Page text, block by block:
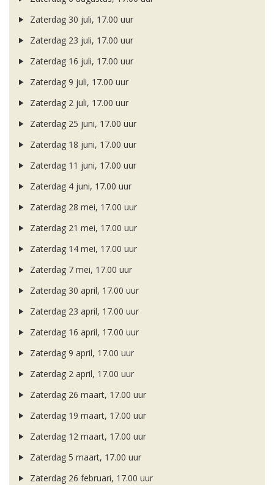
Zaterdag 30 juli, 17.00 uur
Zaterdag 23 juli, 17.00 uur
Zaterdag 16 juli, 17.00 uur
Zaterdag 9 juli, 17.00 uur
Zaterdag 2 juli, 17.00 uur
Zaterdag 25 juni, 17.00 uur
Zaterdag 18 juni, 17.00 uur
Zaterdag 11 juni, 17.00 uur
Zaterdag 4 juni, 17.00 uur
Zaterdag 28 mei, 17.00 uur
Zaterdag 21 mei, 17.00 uur
Zaterdag 14 mei, 17.00 uur
Zaterdag 7 mei, 17.00 uur
Zaterdag 30 april, 17.00 uur
Zaterdag 23 april, 17.00 uur
Zaterdag 16 april, 17.00 uur
Zaterdag 9 april, 17.00 uur
Zaterdag 2 april, 17.00 uur
Zaterdag 26 maart, 17.00 uur
Zaterdag 19 maart, 17.00 uur
Zaterdag 12 maart, 17.00 uur
Zaterdag 5 maart, 17.00 uur
Zaterdag 26 februari, 17.00 uur